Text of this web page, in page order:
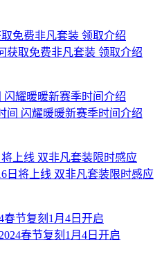
获取免费非凡套装 领取介绍
间 闪耀暖暖新赛季时间介绍
日将上线 双非凡套装限时感应
春节复刻1月4日开启